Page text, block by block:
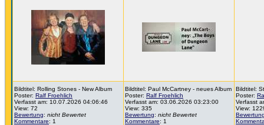
Bildtitel: Rolling Stones - New Album
Poster: Ralf Froehlich
Verfasst am: 10.07.2026 04:06:46
View: 72
Bewertung: nicht Bewertet
Kommentare: 1
Bildtitel: Paul McCartney - neues Album
Poster: Ralf Froehlich
Verfasst am: 03.06.2026 03:23:00
View: 335
Bewertung: nicht Bewertet
Kommentare: 1
Bildtitel:
Poster:
Verfasst
View: